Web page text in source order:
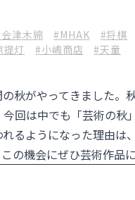
津木綿 #MHAK #将棋
提灯 #小嶋商店 #天童
秋がやってきました
回は中でも「芸術の秋
るようになった理由
の機会にぜひ芸術作品